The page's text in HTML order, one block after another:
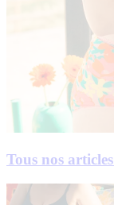
Tous nos articles